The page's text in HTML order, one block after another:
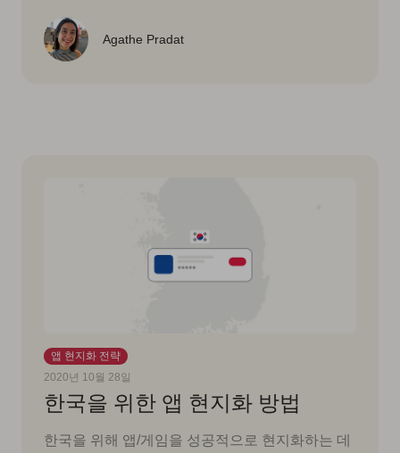
Agathe Pradat
앱 현지화 전략
2020년 10월 28일
한국을 위한 앱 현지화 방법
한국을 위해 앱/게임을 성공적으로 현지화하는 데